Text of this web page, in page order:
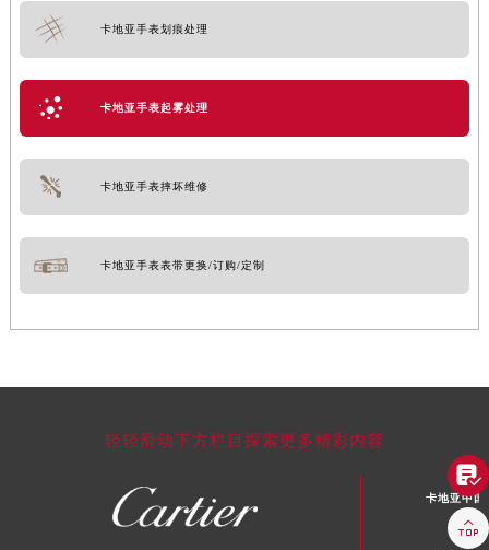
卡地亚手表划痕处理
卡地亚手表起雾处理
卡地亚手表摔坏维修
卡地亚手表表带更换/订购/定制
轻轻滑动下方栏目探索更多精彩内容
卡地亚中国

